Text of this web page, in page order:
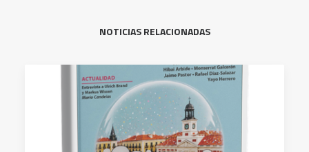
NOTICIAS RELACIONADAS